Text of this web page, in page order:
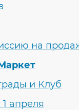
на
и Клуб
апреля